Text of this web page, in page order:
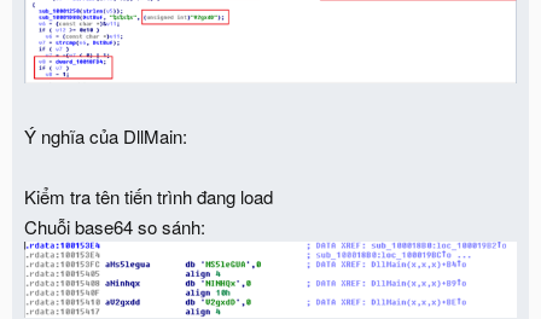
Ý nghĩa của DllMain:
Kiểm tra tên tiến trình đang load
Chuỗi base64 so sánh: